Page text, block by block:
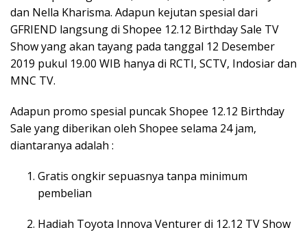
dan Nella Kharisma. Adapun kejutan spesial dari
GFRIEND langsung di Shopee 12.12 Birthday Sale TV
Show yang akan tayang pada tanggal 12 Desember
2019 pukul 19.00 WIB hanya di RCTI, SCTV, Indosiar dan
MNC TV.
Adapun promo spesial puncak Shopee 12.12 Birthday
Sale yang diberikan oleh Shopee selama 24 jam,
diantaranya adalah :
Gratis ongkir sepuasnya tanpa minimum
pembelian
Hadiah Toyota Innova Venturer di 12.12 TV Show